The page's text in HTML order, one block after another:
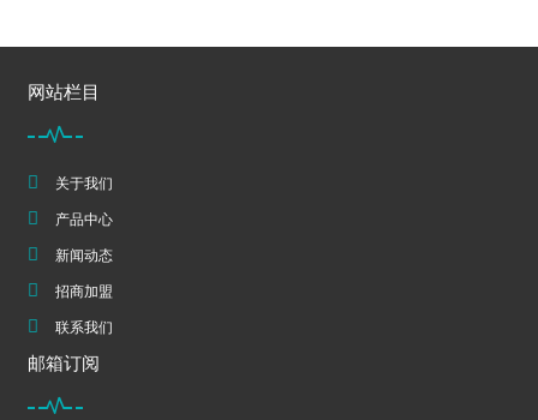
网站栏目
关于我们
产品中心
新闻动态
招商加盟
联系我们
邮箱订阅